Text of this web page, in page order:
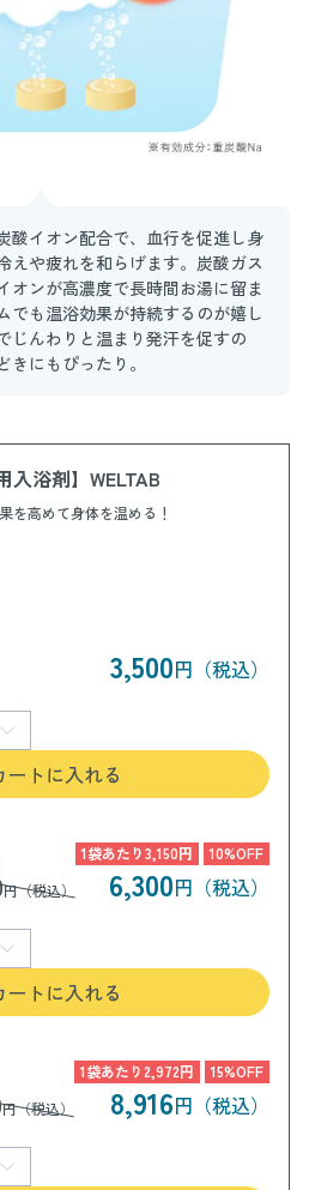
酸イオン配合で、血行を促進し身
えや疲れを和らげます。炭酸ガス
オンが高濃度で長時間お湯に留ま
でも温浴効果が持続するのが嬉し
じんわりと温まり発汗を促すの
にもぴったり。
入浴剤】WELTAB
を高めて身体を温める！
3,500円（税込）
ートに入れる
円（税込）
1袋あたり3,150円 10%OFF
6,300円（税込）
ートに入れる
円（税込）
1袋あたり2,972円 15%OFF
8,916円（税込）